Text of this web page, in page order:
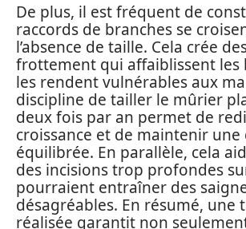
De plus, il est fréquent de
raccords de branches se
l’absence de taille. Cela crée
frottement qui affaiblissent les
les rendent vulnérables aux
discipline de tailler le mûrier
deux fois par an permet de
croissance et de maintenir une
équilibrée. En parallèle, cela
des incisions trop profondes
pourraient entraîner des
désagréables. En résumé, une
réalisée garantit non